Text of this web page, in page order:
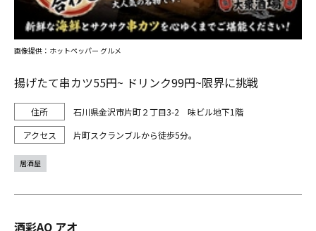
揚げたて串カツ55円~ ドリンク99円~限界に挑戦
石川県金沢市片町２丁目3-2 味ビル地下1階
片町スクランブルから徒歩5分。
画像提供：ホットペッパー グルメ
居酒屋
酒彩AO アオ